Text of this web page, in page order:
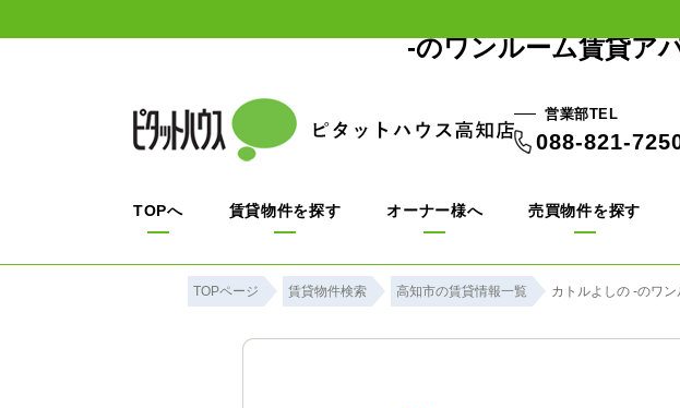
-のワンルーム賃貸ア
営業部TEL
088-821-
TOPへ 賃貸物件を探す オーナー様へ 売買物件を探す
TOPページ 賃貸物件検索 高知市の賃貸情報一覧 カトルよしの -のワ